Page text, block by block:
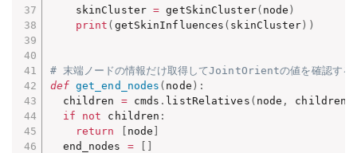
    skinCluster
= getSkinCluster( node )
print ( getSkinInfluences ( skinCluster ) )
# 末端ノードの情報だけ取得してJointOrientの値を確認する
def get_end_nodes ( node ) :
  children
= cmds . listRelatives ( node , children
if
not children :
return
node
  end_nodes
=